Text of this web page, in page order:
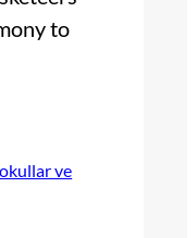
to
ve